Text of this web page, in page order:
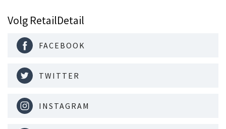
Volg RetailDetail
FACEBOOK
TWITTER
INSTAGRAM